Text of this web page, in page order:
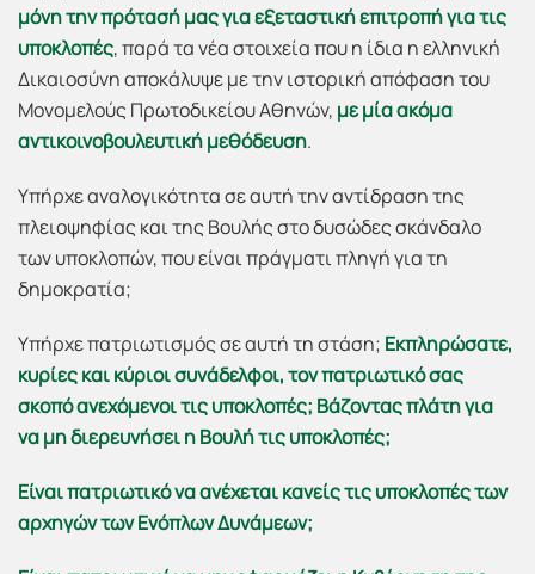
μόνη την πρότασή μας για εξεταστική επιτροπή για τις
υποκλοπές, παρά τα νέα στοιχεία που η ίδια η ελληνική
Δικαιοσύνη αποκάλυψε με την ιστορική απόφαση του
Μονομελούς Πρωτοδικείου Αθηνών, με μία ακόμα
αντικοινοβουλευτική μεθόδευση.
Υπήρχε αναλογικότητα σε αυτή την αντίδραση της
πλειοψηφίας και της Βουλής στο δυσώδες σκάνδαλο
των υποκλοπών, που είναι πράγματι πληγή για τη
δημοκρατία;
Υπήρχε πατριωτισμός σε αυτή τη στάση; Εκπληρώσατε,
κυρίες και κύριοι συνάδελφοι, τον πατριωτικό σας
σκοπό ανεχόμενοι τις υποκλοπές; Βάζοντας πλάτη για
να μη διερευνήσει η Βουλή τις υποκλοπές;
Είναι πατριωτικό να ανέχεται κανείς τις υποκλοπές των
αρχηγών των Ενόπλων Δυνάμεων;